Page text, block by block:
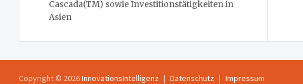
Cascada(TM) sowie Investitionstätigkeiten in
Asien
Copyright © 2026InnovationsIntelligenz Datenschutz Impressum